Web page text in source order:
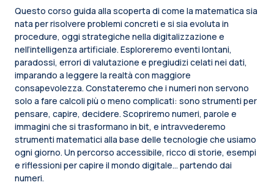
Questo corso guida alla scoperta di come la matematica sia
nata per risolvere problemi concreti e si sia evoluta in
procedure, oggi strategiche nella digitalizzazione e
nell’intelligenza artificiale. Esploreremo eventi lontani,
paradossi, errori di valutazione e pregiudizi celati nei dati,
imparando a leggere la realtà con maggiore
consapevolezza. Constateremo che i numeri non servono
solo a fare calcoli più o meno complicati: sono strumenti per
pensare, capire, decidere. Scopriremo numeri, parole e
immagini che si trasformano in bit, e intravvederemo
strumenti matematici alla base delle tecnologie che usiamo
ogni giorno. Un percorso accessibile, ricco di storie, esempi
e riflessioni per capire il mondo digitale… partendo dai
numeri.